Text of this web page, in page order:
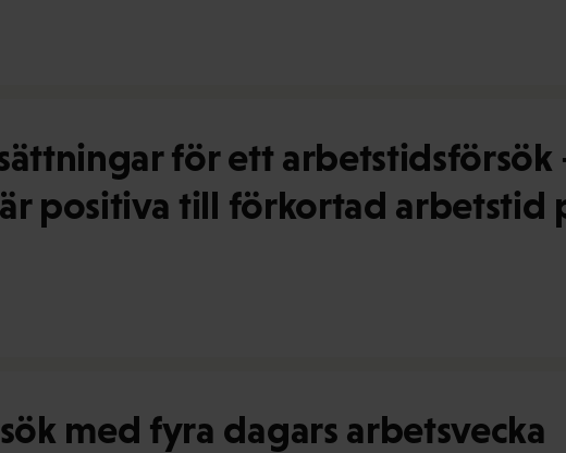
för ett arbetstidsförsök
positiva till förkortad arbetstid
med fyra dagars arbetsvecka